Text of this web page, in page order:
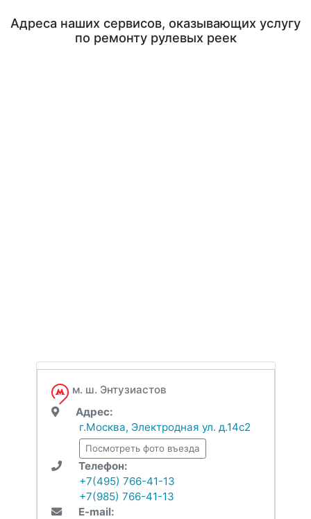
Адреса наших сервисов, оказывающих услугу
по ремонту рулевых реек
м. ш. Энтузиастов
Адрес:
г.Москва, Электродная ул. д.14с2
Посмотреть фото въезда
Телефон:
+7(495) 766-41-13
+7(985) 766-41-13
E-mail: